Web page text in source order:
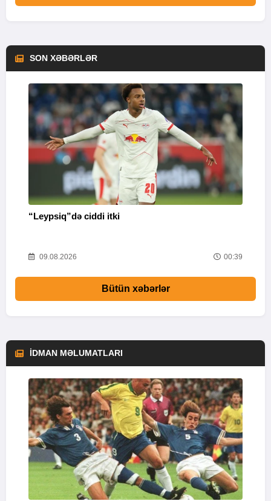
SON XƏBƏRLƏR
“Leypsiq”də ciddi itki
09.08.2026 00:39
Bütün xəbərlər
İDMAN MƏLUMATLARI